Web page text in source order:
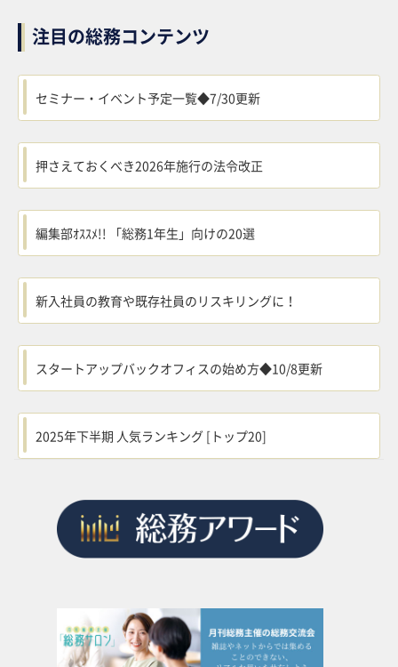
注目の総務コンテンツ
セミナー・イベント予定一覧◆7/30更新
押さえておくべき2026年施行の法令改正
編集部ｵｽｽﾒ!! 「総務1年生」向けの20選
新入社員の教育や既存社員のリスキリングに！
スタートアップバックオフィスの始め方◆10/8更新
2025年下半期 人気ランキング [トップ20]